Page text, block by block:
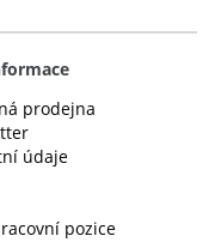
prodejna
údaje
pozice